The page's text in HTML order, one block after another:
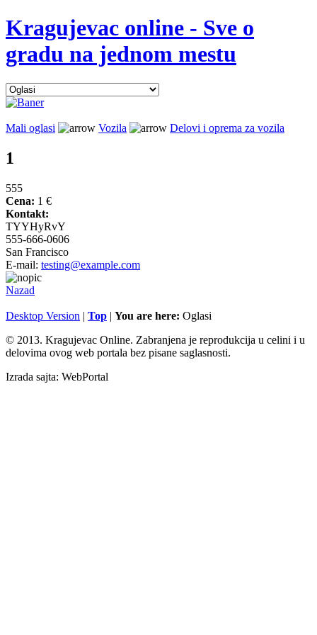
Kragujevac online - Sve o
gradu na jednom mestu
Mali oglasi Vozila Delovi i oprema za vozila
1
555
Cena: 1 €
Kontakt:
TYYHyRvY
555-666-0606
San Francisco
E-mail: testing@example.com
Nazad
Desktop Version | Top | You are here: Oglasi
© 2013. Kragujevac Online. Zabranjena je reprodukcija u celini i u
delovima ovog web portala bez pisane saglasnosti.
Izrada sajta: WebPortal